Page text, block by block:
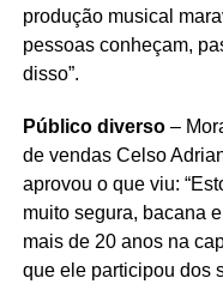
produção musical
pessoas conheçam,
disso”.
Público diverso–
de vendas Celso
aprovou o que viu:
muito segura, bacana
mais de 20 anos na
que ele participou dos